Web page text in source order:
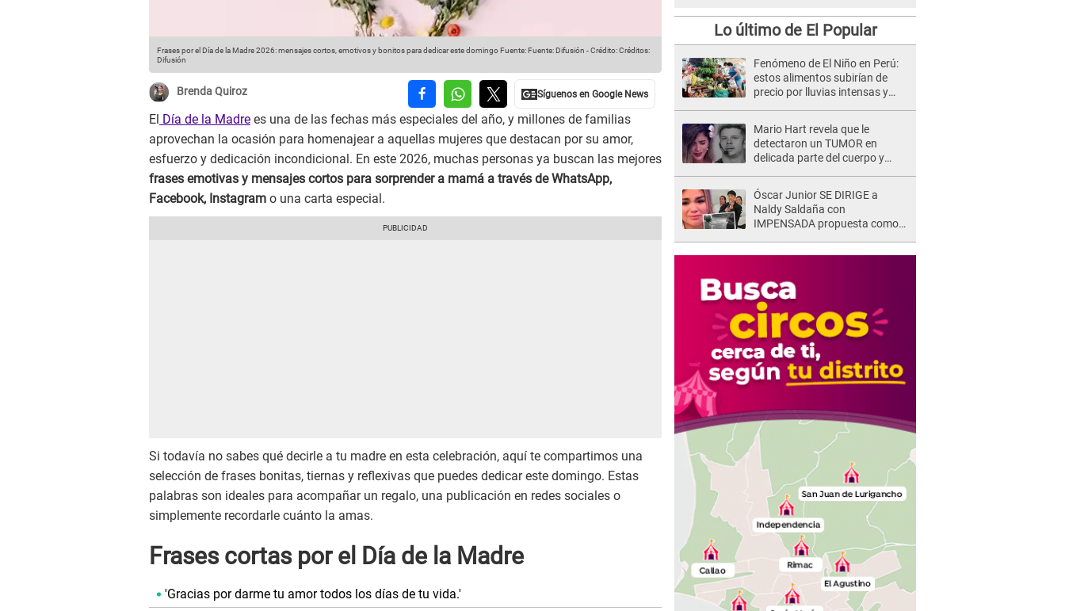
Frases por el Día de la Madre 2026: mensajes cortos, emotivos y bonitos para dedicar este domingo Fuente: Fuente: Difusión -Crédito: Créditos:
Difusión
Brenda Quiroz
El Día de la Madre es una de las fechas más especiales del año, y millones de familias
aprovechan la ocasión para homenajear a aquellas mujeres que destacan por su amor,
esfuerzo y dedicación incondicional. En este 2026, muchas personas ya buscan las mejores
frases emotivas y mensajes cortos para sorprender a mamá a través de WhatsApp,
Facebook, Instagram o una carta especial.
Si todavía no sabes qué decirle a tu madre en esta celebración, aquí te compartimos una
selección de frases bonitas, tiernas y reflexivas que puedes dedicar este domingo. Estas
palabras son ideales para acompañar un regalo, una publicación en redes sociales o
simplemente recordarle cuánto la amas.
Frases cortas por el Día de la Madre
'Gracias por darme tu amor todos los días de tu vida.'
Lo último de El Popular
Fenómeno de El Niño en Perú:
estos alimentos subirían de
precio por lluvias intensas y
Mario Hart revela que le
detectaron un TUMOR en
delicada parte del cuerpo y
muy fuertes..."
Óscar Junior SE DIRIGE a
Naldy Saldaña con
IMPENSADA propuesta como